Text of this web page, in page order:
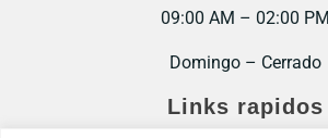
09:00 AM – 02:00 PM
Domingo – Cerrado
Links rapidos